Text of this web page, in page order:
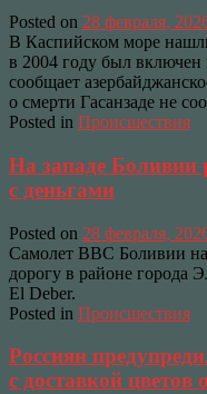
Posted on 28 февраля,
В Каспийском море
в 2004 году был
сообщает
о смерти Гасанзаде не
Posted in Происшествия
На западе Боливии
с деньгами
Posted on 28 февраля,
Самолет ВВС Боливии
дорогу в районе города
El Deber.
Posted in Происшествия
Россиян
с доставкой цветов